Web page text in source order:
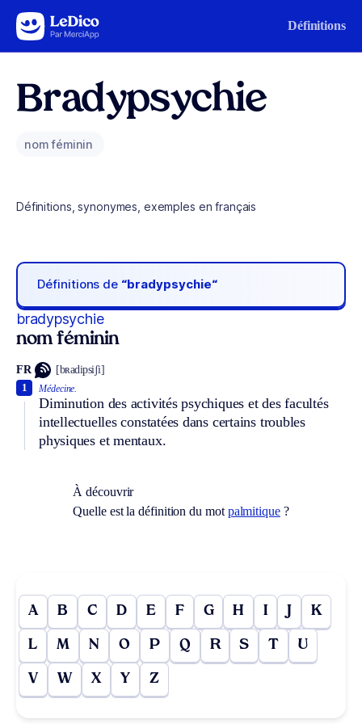
Aller au contenu Définitions
Bradypsychie
nom féminin
Définitions, synonymes, exemples en français
Définitions de “bradypsychie“
bradypsychie
nom féminin
FR [bʀadipsiʃi]
Médecine.
Diminution des activités psychiques et des facultés
intellectuelles constatées dans certains troubles
physiques et mentaux.
1
À découvrir
Quelle est la définition du mot palmitique?
A B C D E F G H I J K
L M N O P Q R S T U
V W X Y Z